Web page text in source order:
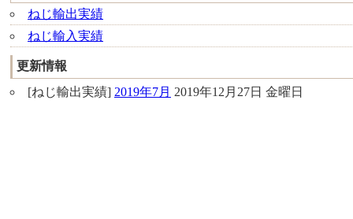
ねじ輸出実績
ねじ輸入実績
更新情報
[ねじ輸出実績] 2019年7月 2019年12月27日 金曜日